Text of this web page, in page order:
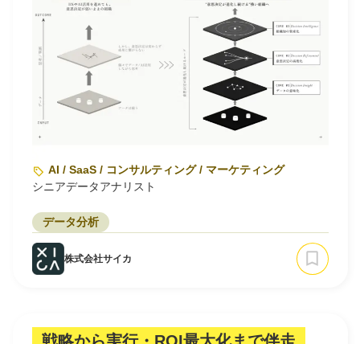
AI / SaaS / コンサルティング / マーケティング
シニアデータアナリスト
データ分析
株式会社サイカ